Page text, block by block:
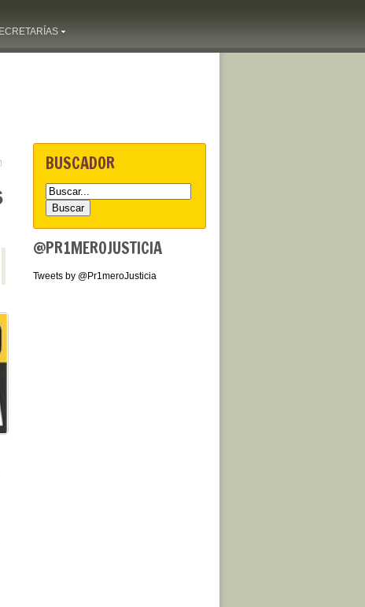
BUSCADOR
@PR1MEROJUSTICIA
Tweets by @Pr1meroJusticia